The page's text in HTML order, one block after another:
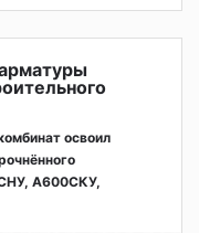
освоил
А600СКУ,